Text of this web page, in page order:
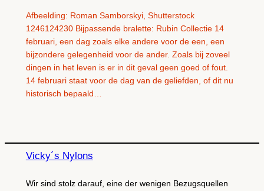
Afbeelding: Roman Samborskyi, Shutterstock
1246124230 Bijpassende bralette: Rubin Collectie 14
februari, een dag zoals elke andere voor de een, een
bijzondere gelegenheid voor de ander. Zoals bij zoveel
dingen in het leven is er in dit geval geen goed of fout.
14 februari staat voor de dag van de geliefden, of dit nu
historisch bepaald…
Vicky´s Nylons
Wir sind stolz darauf, eine der wenigen Bezugsquellen